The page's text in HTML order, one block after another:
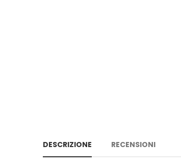
DESCRIZIONE RECENSIONI